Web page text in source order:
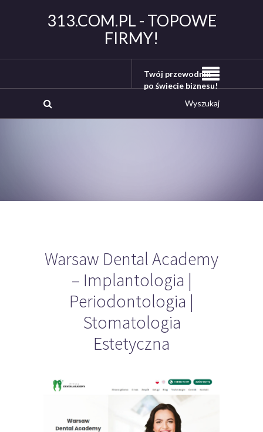
313.COM.PL - TOPOWE
FIRMY!
Twój przewodnik
po świecie biznesu!
Warsaw Dental Academy
– Implantologia |
Periodontologia |
Stomatologia
Estetyczna